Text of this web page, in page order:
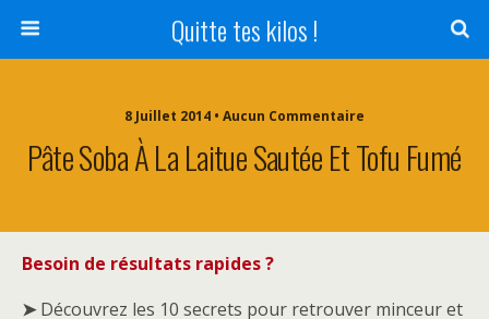
Quitte tes kilos !
8 Juillet 2014 • Aucun Commentaire
Pâte Soba À La Laitue Sautée Et Tofu Fumé
Besoin de résultats rapides ?
➤Découvrez les 10 secrets pour retrouver minceur et